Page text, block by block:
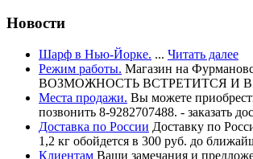
Новости
Шарф в Нью-Йорке. ... Читать далее
Режим работы. Магазин на
ВОЗМОЖНОСТЬ ВСТРЕТИТСЯ И В
Места продажи. Вы можете
позвонить 8-9282707488. - заказать
Доставка по России Доставку по
1,2 кг обойдется в 300 руб. до
Клиентам Ваши замечания и